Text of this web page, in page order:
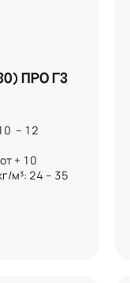
ПРО Г3
– 12
+ 10
м³: 24 – 35